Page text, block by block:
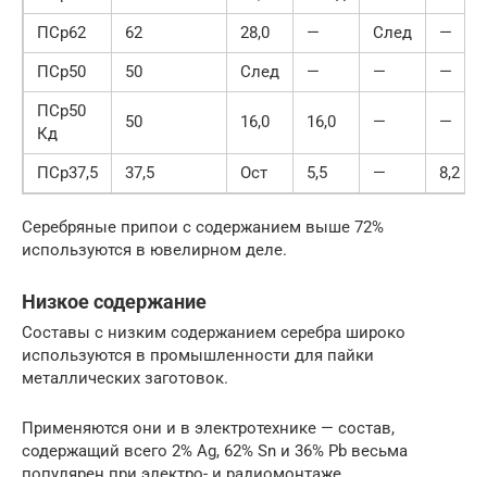
ПСр62
62 28,0 — След
—
ПСр50
50 След — —
—
ПСр50
Кд
50 16,0 16,0 — —
ПСр37,5 37,5 Ост 5,5 — 8,2
Серебряные припои с содержанием выше 72%
используются в ювелирном деле.
Низкое содержание
Составы с низким содержанием серебра широко
используются в промышленности для пайки
металлических заготовок.
Применяются они и в электротехнике — состав,
содержащий всего 2% Ag, 62% Sn и 36% Pb весьма